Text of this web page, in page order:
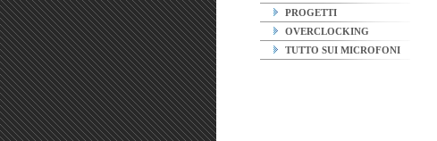
PROGETTI
OVERCLOCKING
TUTTO SUI MICROFONI